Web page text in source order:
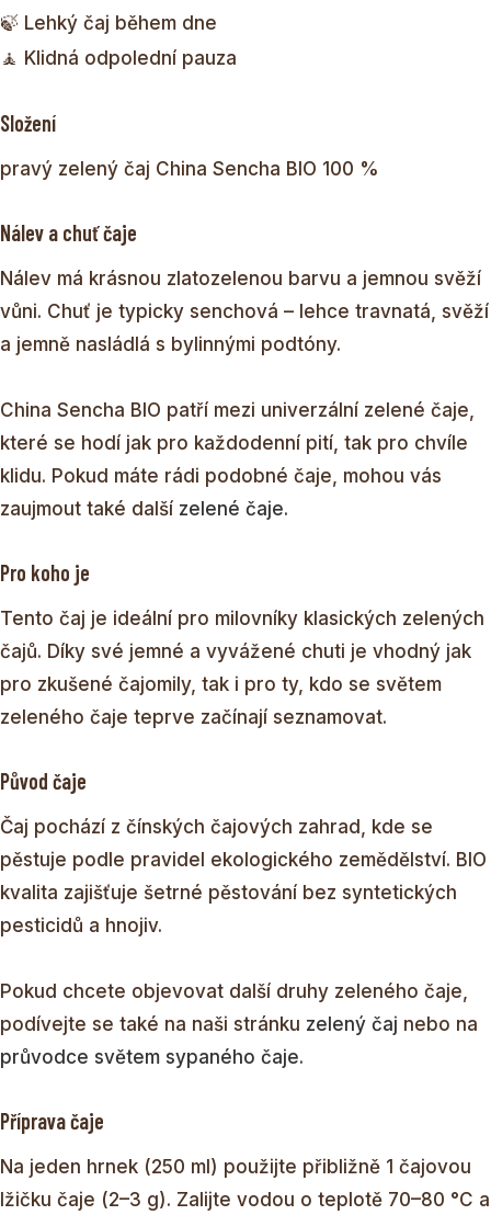
🍃 Lehký čaj během dne
🧘 Klidná odpolední pauza
Složení
pravý zelený čaj China Sencha BIO 100 %
Nálev a chuť čaje
Nálev má krásnou zlatozelenou barvu a jemnou svěží
vůni. Chuť je typicky senchová – lehce travnatá, svěží
a jemně nasládlá s bylinnými podtóny.
China Sencha BIO patří mezi univerzální zelené čaje,
které se hodí jak pro každodenní pití, tak pro chvíle
klidu. Pokud máte rádi podobné čaje, mohou vás
zaujmout také další zelené čaje.
Pro koho je
Tento čaj je ideální pro milovníky klasických zelených
čajů. Díky své jemné a vyvážené chuti je vhodný jak
pro zkušené čajomily, tak i pro ty, kdo se světem
zeleného čaje teprve začínají seznamovat.
Původ čaje
Čaj pochází z čínských čajových zahrad, kde se
pěstuje podle pravidel ekologického zemědělství. BIO
kvalita zajišťuje šetrné pěstování bez syntetických
pesticidů a hnojiv.
Pokud chcete objevovat další druhy zeleného čaje,
podívejte se také na naši stránku zelený čaj nebo na
průvodce světem sypaného čaje.
Příprava čaje
Na jeden hrnek (250 ml) použijte přibližně 1 čajovou
lžičku čaje (2–3 g). Zalijte vodou o teplotě 70–80 °C a